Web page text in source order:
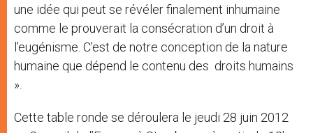
une idée qui peut se révéler finalement inhumaine
comme le prouverait la consécration d’un droit à
l’eugénisme. C’est de notre conception de la nature
humaine que dépend le contenu des droits humains
».
Cette table ronde se déroulera le jeudi 28 juin 2012